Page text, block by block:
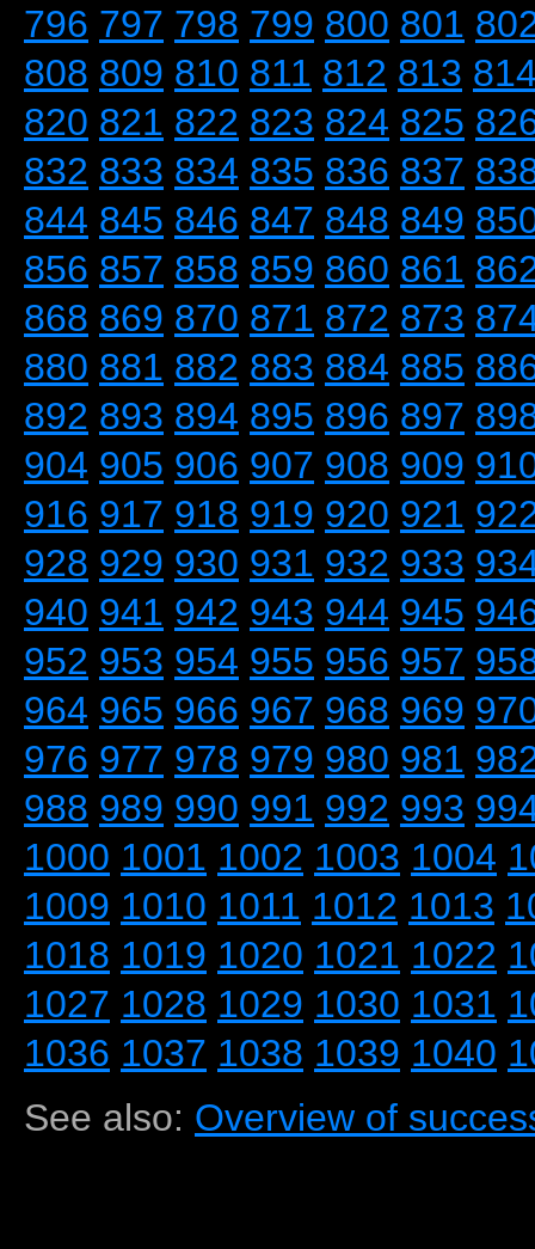
796 797 798 799 800 801
808 809 810 811 812 813
820 821 822 823 824 825
832 833 834 835 836 837
844 845 846 847 848 849
856 857 858 859 860 861
868 869 870 871 872 873
880 881 882 883 884 885
892 893 894 895 896 897
904 905 906 907 908 909
916 917 918 919 920 921
928 929 930 931 932 933
940 941 942 943 944 945
952 953 954 955 956 957
964 965 966 967 968 969
976 977 978 979 980 981
988 989 990 991 992 993
1000 1001 1002 1003 1004
1009 1010 1011 1012 1013
1018 1019 1020 1021 1022
1027 1028 1029 1030 1031
1036 1037 1038 1039 1040
See also: Overview of